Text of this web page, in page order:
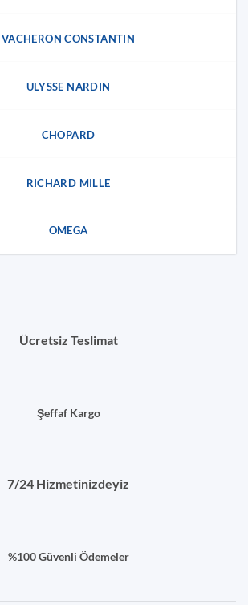
VACHERON CONSTANTIN
ULYSSE NARDIN
CHOPARD
RICHARD MILLE
OMEGA
Ücretsiz Teslimat
Şeffaf Kargo
7/24 Hizmetinizdeyiz
%100 Güvenli Ödemeler